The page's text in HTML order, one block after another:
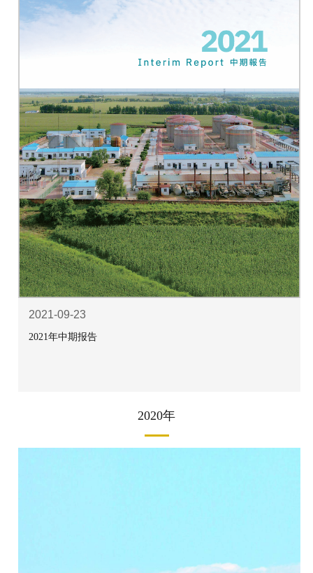
2021-09-23
2021年中期报告
2020年